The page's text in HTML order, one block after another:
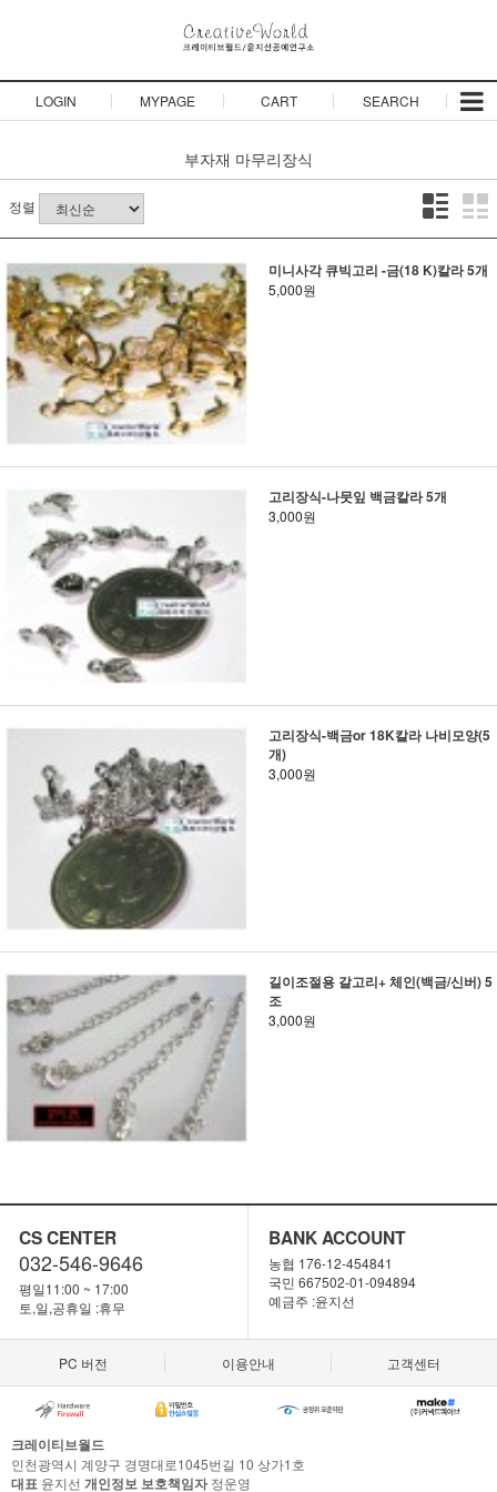
LOGIN MYPAGE CART SEARCH
부자재 마무리장식
정렬
미니사각 큐빅고리 -금(18 K)칼라 5개
5,000원
고리장식-나뭇잎 백금칼라 5개
3,000원
고리장식-백금or 18K칼라 나비모양(5
개)
3,000원
길이조절용 갈고리+ 체인(백금/신버) 5
조
3,000원
CS CENTER
032-546-9646
평일11:00 ~ 17:00
토,일,공휴일 :휴무
BANK ACCOUNT
농협 176-12-454841
국민 667502-01-094894
예금주 :윤지선
PC 버전 이용안내 고객센터
크레이티브월드
인천광역시 계양구 경명대로1045번길 10 상가1호
대표 윤지선 개인정보 보호책임자정운영